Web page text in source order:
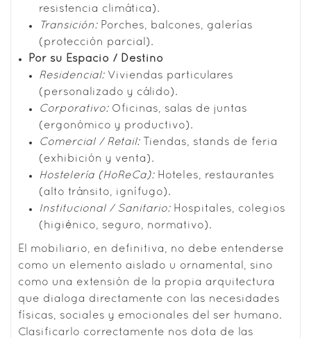
resistencia climática).
Transición:Porches, balcones, galerías
(protección parcial).
Por su Espacio / Destino
Residencial:Viviendas particulares
(personalizado y cálido).
Corporativo:Oficinas, salas de juntas
(ergonómico y productivo).
Comercial / Retail:Tiendas, stands de feria
(exhibición y venta).
Hostelería (HoReCa):Hoteles, restaurantes
(alto tránsito, ignífugo).
Institucional / Sanitario:Hospitales, colegios
(higiénico, seguro, normativo).
El mobiliario, en definitiva, no debe entenderse
como un elemento aislado u ornamental, sino
como una extensión de la propia arquitectura
que dialoga directamente con las necesidades
físicas, sociales y emocionales del ser humano.
Clasificarlo correctamente nos dota de las